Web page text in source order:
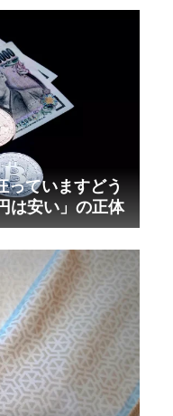
っていますどう
は安い」の正体